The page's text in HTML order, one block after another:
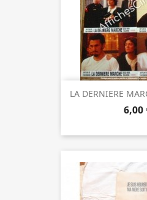
LA DERNIERE
6,00